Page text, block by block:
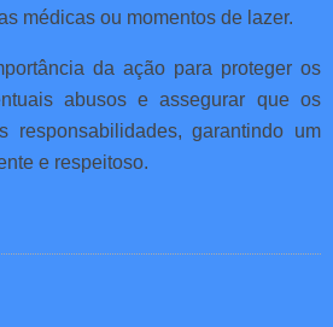
médicas ou momentos de lazer.
da ação para proteger os
abusos e assegurar que os
responsabilidades, garantindo um
e respeitoso.